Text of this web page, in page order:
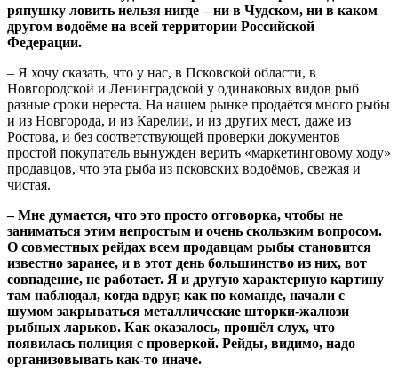
ряпушку ловить нельзя нигде – ни в Чудском, ни в каком
другом водоёме на всей территории Российской
Федерации.
– Я хочу сказать, что у нас, в Псковской области, в
Новгородской и Ленинградской у одинаковых видов рыб
разные сроки нереста. На нашем рынке продаётся много рыбы
и из Новгорода, и из Карелии, и из других мест, даже из
Ростова, и без соответствующей проверки документов
простой покупатель вынужден верить «маркетинговому ходу»
продавцов, что эта рыба из псковских водоёмов, свежая и
чистая.
– Мне думается, что это просто отговорка, чтобы не
заниматься этим непростым и очень скользким вопросом.
О совместных рейдах всем продавцам рыбы становится
известно заранее, и в этот день большинство из них, вот
совпадение, не работает. Я и другую характерную картину
там наблюдал, когда вдруг, как по команде, начали с
шумом закрываться металлические шторки-жалюзи
рыбных ларьков. Как оказалось, прошёл слух, что
появилась полиция с проверкой. Рейды, видимо, надо
организовывать как-то иначе.